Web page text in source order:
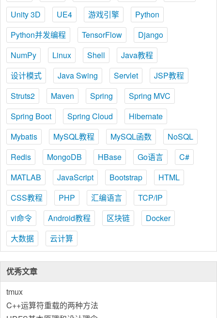
Unity 3D
UE4 游戏引擎
Python
Python并发编程
TensorFlow
Django
NumPy
Linux Shell
Java教程
设计模式
Java Swing Servlet
JSP教程
Struts2
Maven Spring
Spring MVC
Spring Boot
Spring Cloud
Hibernate
Mybatis
MySQL教程 MySQL函数
NoSQL
Redis
MongoDB HBase Go语言
C#
MATLAB
JavaScript Bootstrap
HTML
CSS教程
PHP 汇编语言
TCP/IP
vi命令
Android教程 区块链
Docker
大数据
云计算
优秀文章
tmux
C++运算符重载的两种方法